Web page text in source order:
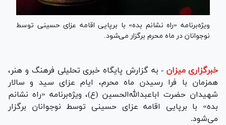
ویژه‌برنامه «راه نشانم بده» با برپایی اقامه عزای حسینی توسط
نوجوانان در ماه محرم برگزار می‌شود.
خبرگزاری میزان - به گزارش پایگاه خبری تحلیلی فرهنگ و هنر،
همزمان با فرا رسیدن ماه محرم، ایام عزای سید و سالار
شهیدان حضرت اباعبدالله‌الحسین (ع)، ویژه‌برنامه «راه نشانم
بده» با برپایی اقامه عزای حسینی توسط نوجوانان برگزار
می‌شود.